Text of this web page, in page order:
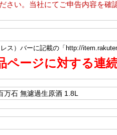
い。当社にてご申告内容を確
ス）バーに記載の「http://
ページに対する連